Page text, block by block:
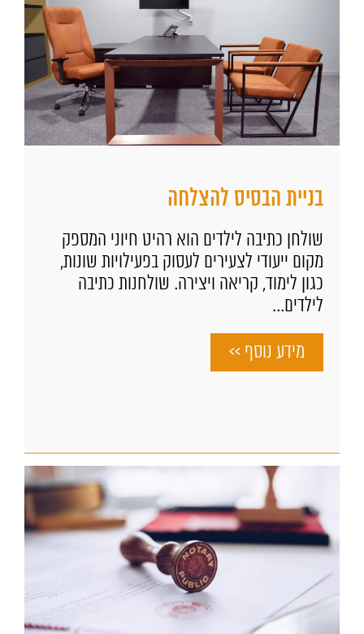
בניית הבסיס להצלחה
שולחן כתיבה לילדים הוא רהיט חיוני המספק
מקום ייעודי לצעירים לעסוק בפעילויות שונות,
כגון לימוד, קריאה ויצירה. שולחנות כתיבה
לילדים...
מידע נוסף >>